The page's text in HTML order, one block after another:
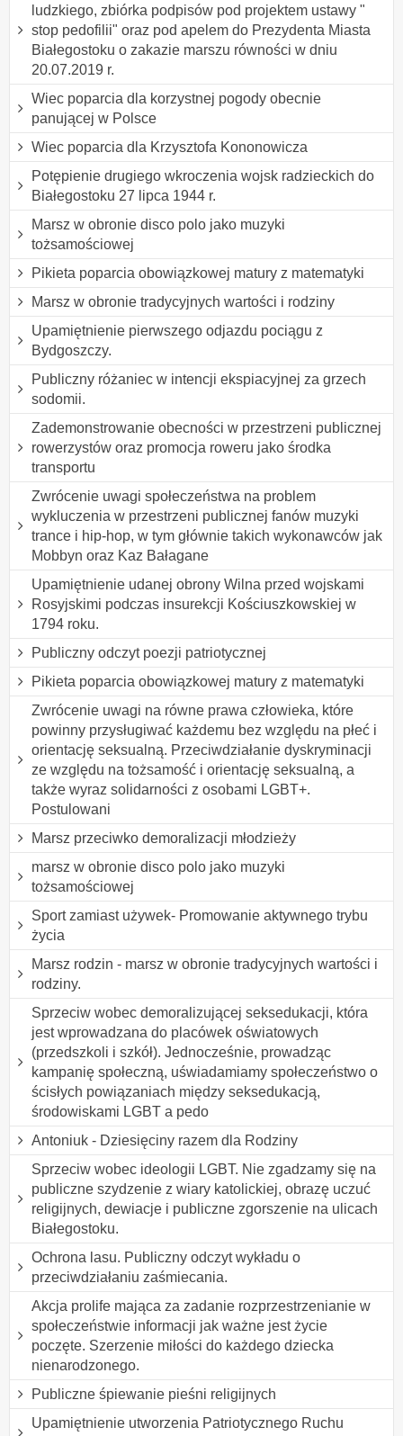
ludzkiego, zbiórka podpisów pod projektem ustawy "
stop pedofilii" oraz pod apelem do Prezydenta Miasta
Białegostoku o zakazie marszu równości w dniu
20.07.2019 r.
Wiec poparcia dla korzystnej pogody obecnie
panującej w Polsce
Wiec poparcia dla Krzysztofa Kononowicza
Potępienie drugiego wkroczenia wojsk radzieckich do
Białegostoku 27 lipca 1944 r.
Marsz w obronie disco polo jako muzyki
tożsamościowej
Pikieta poparcia obowiązkowej matury z matematyki
Marsz w obronie tradycyjnych wartości i rodziny
Upamiętnienie pierwszego odjazdu pociągu z
Bydgoszczy.
Publiczny różaniec w intencji ekspiacyjnej za grzech
sodomii.
Zademonstrowanie obecności w przestrzeni publicznej
rowerzystów oraz promocja roweru jako środka
transportu
Zwrócenie uwagi społeczeństwa na problem
wykluczenia w przestrzeni publicznej fanów muzyki
trance i hip-hop, w tym głównie takich wykonawców jak
Mobbyn oraz Kaz Bałagane
Upamiętnienie udanej obrony Wilna przed wojskami
Rosyjskimi podczas insurekcji Kościuszkowskiej w
1794 roku.
Publiczny odczyt poezji patriotycznej
Pikieta poparcia obowiązkowej matury z matematyki
Zwrócenie uwagi na równe prawa człowieka, które
powinny przysługiwać każdemu bez względu na płeć i
orientację seksualną. Przeciwdziałanie dyskryminacji
ze względu na tożsamość i orientację seksualną, a
także wyraz solidarności z osobami LGBT+.
Postulowani
Marsz przeciwko demoralizacji młodzieży
marsz w obronie disco polo jako muzyki
tożsamościowej
Sport zamiast używek- Promowanie aktywnego trybu
życia
Marsz rodzin - marsz w obronie tradycyjnych wartości i
rodziny.
Sprzeciw wobec demoralizującej seksedukacji, która
jest wprowadzana do placówek oświatowych
(przedszkoli i szkół). Jednocześnie, prowadząc
kampanię społeczną, uświadamiamy społeczeństwo o
ścisłych powiązaniach między seksedukacją,
środowiskami LGBT a pedo
Antoniuk - Dziesięciny razem dla Rodziny
Sprzeciw wobec ideologii LGBT. Nie zgadzamy się na
publiczne szydzenie z wiary katolickiej, obrazę uczuć
religijnych, dewiacje i publiczne zgorszenie na ulicach
Białegostoku.
Ochrona lasu. Publiczny odczyt wykładu o
przeciwdziałaniu zaśmiecania.
Akcja prolife mająca za zadanie rozprzestrzenianie w
społeczeństwie informacji jak ważne jest życie
poczęte. Szerzenie miłości do każdego dziecka
nienarodzonego.
Publiczne śpiewanie pieśni religijnych
Upamiętnienie utworzenia Patriotycznego Ruchu